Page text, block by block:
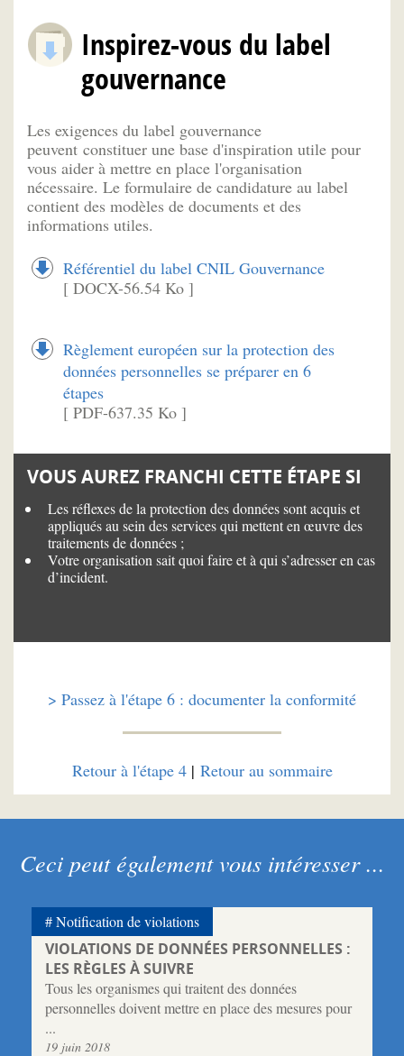
Inspirez-vous du label
gouvernance
Les exigences du label gouvernance
peuvent constituer une base d'inspiration utile pour
vous aider à mettre en place l'organisation
nécessaire. Le formulaire de candidature au label
contient des modèles de documents et des
informations utiles.
Référentiel du label CNIL Gouvernance
[ DOCX-56.54 Ko ]
Règlement européen sur la protection des
données personnelles se préparer en 6
étapes
[ PDF-637.35 Ko ]
VOUS AUREZ FRANCHI CETTE ÉTAPE SI
Les réflexes de la protection des données sont acquis et
appliqués au sein des services qui mettent en œuvre des
traitements de données ;
Votre organisation sait quoi faire et à qui s’adresser en cas
d’incident.
> Passez à l'étape 6 : documenter la conformité
Retour à l'étape 4| Retour au sommaire
Ceci peut également vous intéresser ...
VIOLATIONS DE DONNÉES PERSONNELLES :
LES RÈGLES À SUIVRE
Tous les organismes qui traitent des données
personnelles doivent mettre en place des mesures pour
...
19 juin 2018
Notification de violations